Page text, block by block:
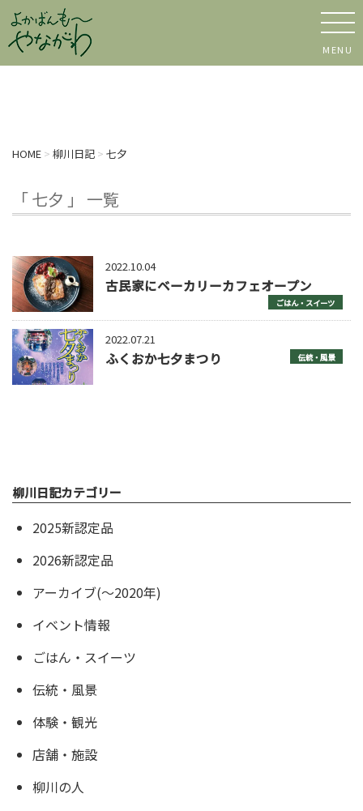
MENU
HOME > 柳川日記 > 七夕
「 七夕 」 一覧
2022.10.04
古民家にベーカリーカフェオープン
ごはん・スイーツ
2022.07.21
ふくおか七夕まつり 伝統・風景
柳川日記カテゴリー
2025新認定品
2026新認定品
アーカイブ(〜2020年)
イベント情報
ごはん・スイーツ
伝統・風景
体験・観光
店舗・施設
柳川の人